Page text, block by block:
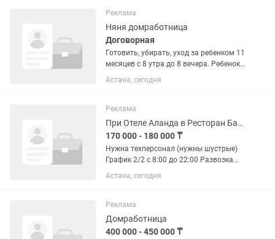
Реклама
Няня домработница
Договорная
Готовить, убирать, уход за ребенком 11
месяцев с 8 утра до 8 вечера. Ребенок
не на грудном вскармливании, на
Астана, сегодня
Реклама
При Отеле Аланда в Ресторан Балкон требуется хаус кипинг (техперсонал)
170 000 - 180 000 ₸
Нужна техперсонал (нужны шустрые)
График 2/2 с 8:00 до 22:00 Развозка
есть питание есть У НАС ЗАРПЛАТА
выход 12.000 тенге зарплата 10 го
Астана, сегодня
Реклама
Домработница
400 000 - 450 000 ₸